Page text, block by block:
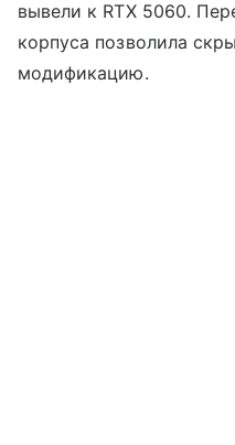
вывели к RTX 5060.
корпуса позволила
модификацию.